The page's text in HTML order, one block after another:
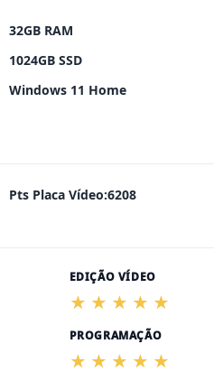
32GB RAM
1024GB SSD
Windows 11 Home
Pts Placa Vídeo:6208
EDIÇÃO VÍDEO
PROGRAMAÇÃO